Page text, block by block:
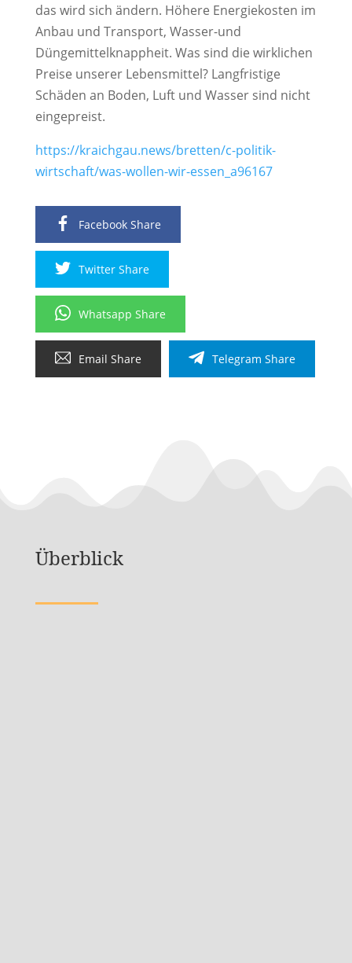
das wird sich ändern. Höhere Energiekosten im
Anbau und Transport, Wasser-und
Düngemittelknappheit. Was sind die wirklichen
Preise unserer Lebensmittel? Langfristige
Schäden an Boden, Luft und Wasser sind nicht
eingepreist.
https://kraichgau.news/bretten/c-politik-
wirtschaft/was-wollen-wir-essen_a96167
Facebook Share
Twitter Share
Whatsapp Share
Email Share Telegram Share
Überblick